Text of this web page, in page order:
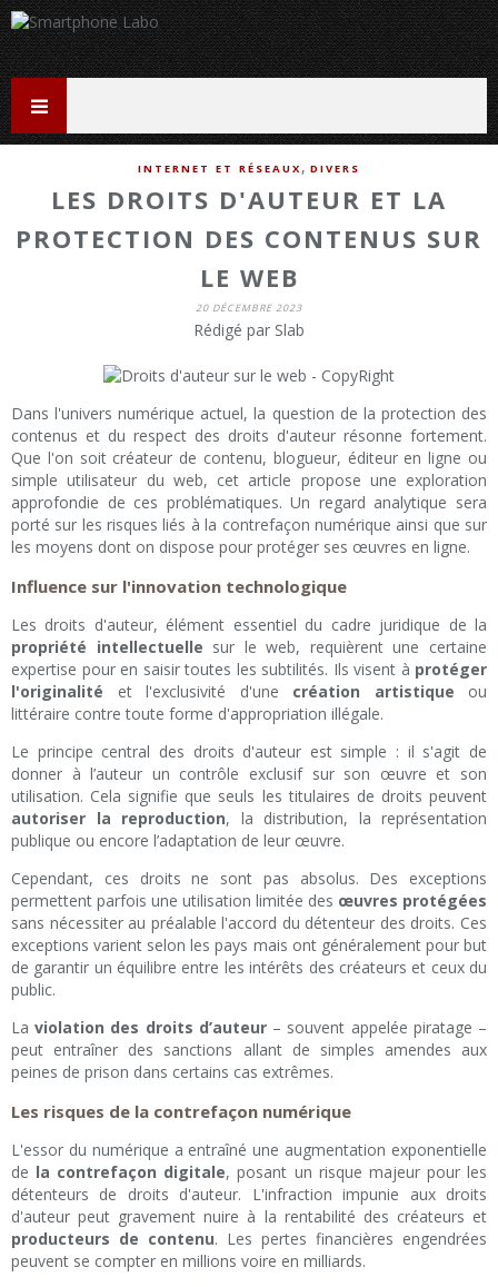
INTERNET ET RÉSEAUX, DIVERS
LES DROITS D'AUTEUR ET LA
PROTECTION DES CONTENUS SUR
LE WEB
20 DÉCEMBRE 2023
Rédigé par Slab
Dans l'univers numérique actuel, la question de la protection des
contenus et du respect des droits d'auteur résonne fortement.
Que l'on soit créateur de contenu, blogueur, éditeur en ligne ou
simple utilisateur du web, cet article propose une exploration
approfondie de ces problématiques. Un regard analytique sera
porté sur les risques liés à la contrefaçon numérique ainsi que sur
les moyens dont on dispose pour protéger ses œuvres en ligne.
Influence sur l'innovation technologique
Les droits d'auteur, élément essentiel du cadre juridique de la
propriété intellectuelle sur le web, requièrent une certaine
expertise pour en saisir toutes les subtilités. Ils visent à protéger
l'originalité et l'exclusivité d'une création artistique ou
littéraire contre toute forme d'appropriation illégale.
Le principe central des droits d'auteur est simple : il s'agit de
donner à l’auteur un contrôle exclusif sur son œuvre et son
utilisation. Cela signifie que seuls les titulaires de droits peuvent
autoriser la reproduction, la distribution, la représentation
publique ou encore l’adaptation de leur œuvre.
Cependant, ces droits ne sont pas absolus. Des exceptions
permettent parfois une utilisation limitée des œuvres protégées
sans nécessiter au préalable l'accord du détenteur des droits. Ces
exceptions varient selon les pays mais ont généralement pour but
de garantir un équilibre entre les intérêts des créateurs et ceux du
public.
Laviolation des droits d’auteur– souvent appelée piratage –
peut entraîner des sanctions allant de simples amendes aux
peines de prison dans certains cas extrêmes.
Les risques de la contrefaçon numérique
L'essor du numérique a entraîné une augmentation exponentielle
de la contrefaçon digitale, posant un risque majeur pour les
détenteurs de droits d'auteur. L'infraction impunie aux droits
d'auteur peut gravement nuire à la rentabilité des créateurs et
producteurs de contenu. Les pertes financières engendrées
peuvent se compter en millions voire en milliards.